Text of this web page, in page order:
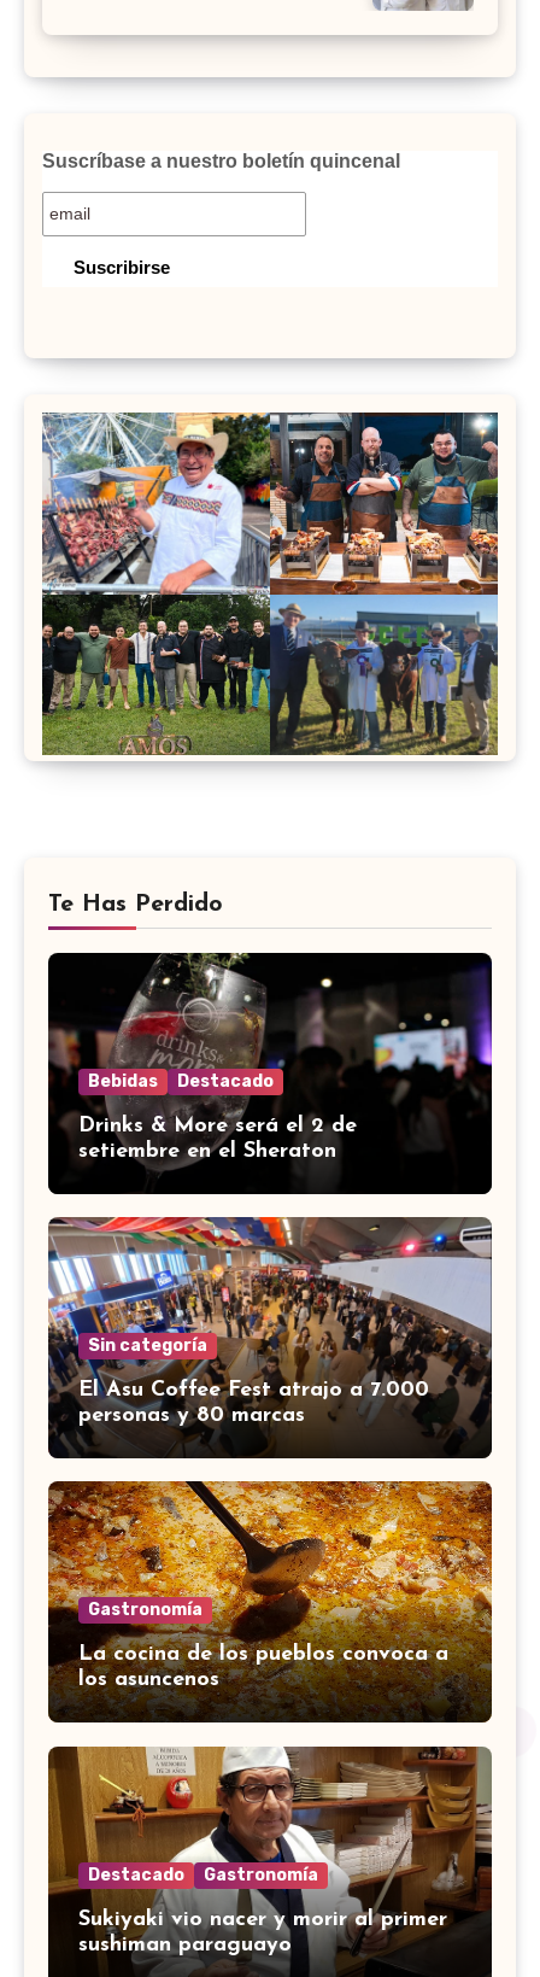
Suscríbase a nuestro boletín quincenal
Te Has Perdido
Bebidas Destacado
Drinks & More será el 2 de
setiembre en el Sheraton
Sin categoría
El Asu Coffee Fest atrajo a 7.000
personas y 80 marcas
Gastronomía
La cocina de los pueblos convoca a
los asuncenos
Destacado Gastronomía
Sukiyaki vio nacer y morir al primer
sushiman paraguayo